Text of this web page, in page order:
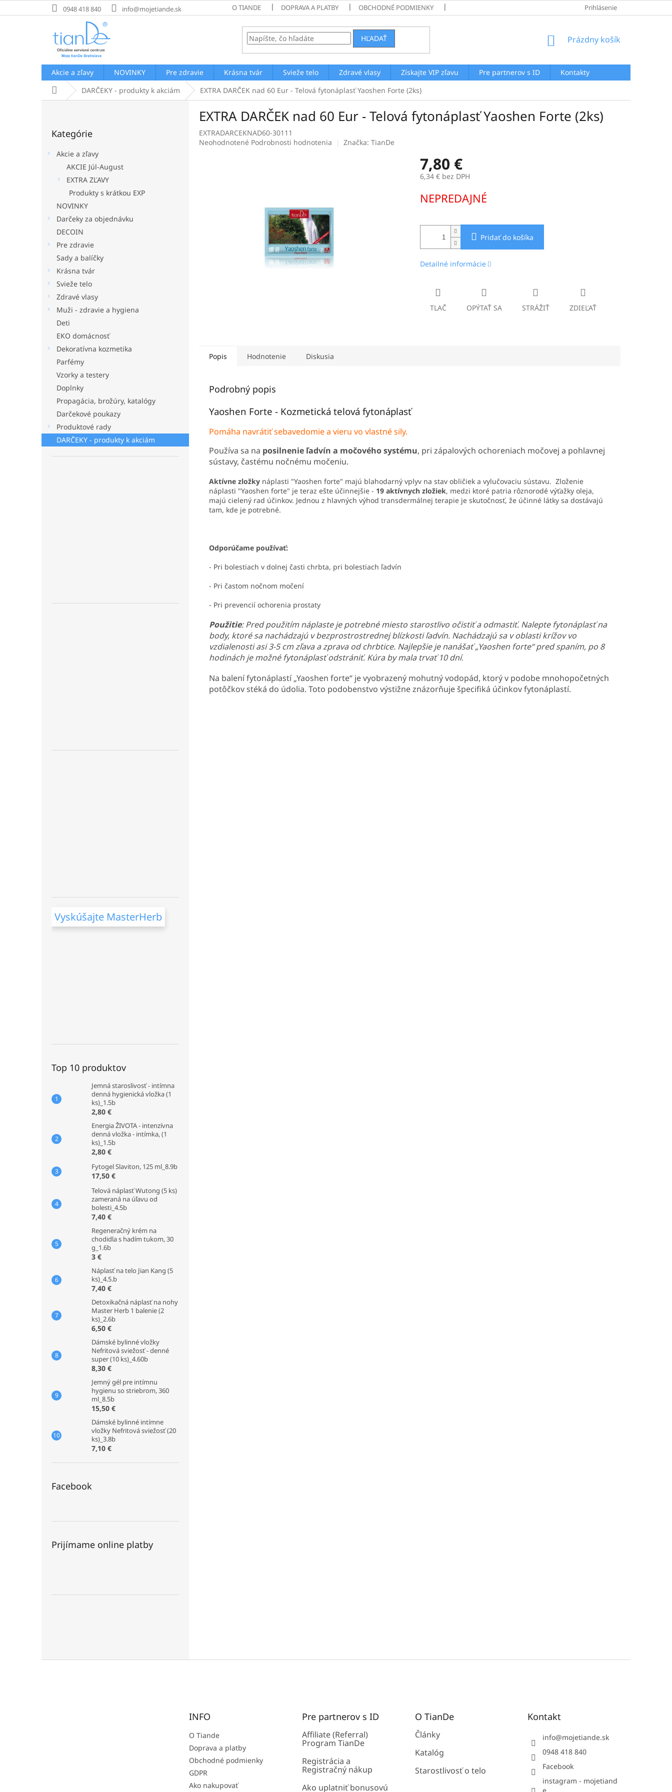
na
0948 418 840 info@mojetiande.sk O TIANDE DOPRAVA A PLATBY OBCHODNÉ PODMIENKY AKTUALITY REKLAMAČNÝ
Prihlásenie
HĽADAŤ
NÁKUPNÝ
Prázdny košík
Akcie a zľavy NOVINKY Pre zdravie Krásna tvár Svieže telo Zdravé vlasy Získajte VIP zľavu Pre partnerov s ID
Kontakty
DomovDARČEKY - produkty k akciám EXTRA DARČEK nad 60 Eur - Telová fytonáplasť Yaoshen Forte (2ks)
kategórie
Kategórie
Akcie a zľavy
AKCIE Júl-August
EXTRA ZĽAVY
Produkty s krátkou EXP
NOVINKY
Darčeky za objednávku
DECOIN
Pre zdravie
Sady a balíčky
Krásna tvár
Svieže telo
Zdravé vlasy
Muži - zdravie a hygiena
Deti
EKO domácnosť
Dekoratívna kozmetika
Parfémy
Vzorky a testery
Doplnky
Propagácia, brožúry, katalógy
Darčekové poukazy
Produktové rady
DARČEKY - produkty k akciám
Vyskúšajte MasterHerb
Top 10 produktov
Jemná staroslivosť - intímna
denná hygienická vložka (1
ks)_1.5b
2,80 €
Energia ŽIVOTA - intenzívna
denná vložka - intímka, (1
ks)_1.5b
2,80 €
Fytogel Slaviton, 125 ml_8.9b
17,50 €
Telová náplasť Wutong (5 ks)
zameraná na úľavu od
bolesti_4.5b
7,40 €
Regeneračný krém na
chodidla s hadím tukom, 30
g_1.6b
3 €
Náplasť na telo Jian Kang (5
ks)_4.5.b
7,40 €
Detoxikačná náplasť na nohy
Master Herb 1 balenie (2
ks)_2.6b
6,50 €
Dámské bylinné vložky
Nefritová sviežosť - denné
super (10 ks)_4.60b
8,30 €
Jemný gél pre intímnu
hygienu so striebrom, 360
ml_8.5b
15,50 €
Dámské bylinné intímne
vložky Nefritová sviežosť (20
ks)_3.8b
7,10 €
Facebook
Prijímame online platby
EXTRA DARČEK nad 60 Eur - Telová fytonáplasť Yaoshen Forte (2ks)
EXTRADARCEKNAD60-30111
Priemerné
Neohodnotené Podrobnosti hodnotenia Značka: TianDe
7,80 €
6,34 € bez DPH
cena:
NEPREDAJNÉ
Pridať do košíka
Detailné informácie
TLAČ OPÝTAŤ SA STRÁŽIŤ ZDIEĽAŤ
Popis Hodnotenie Diskusia
Podrobný popis
Yaoshen Forte - Kozmetická telová fytonáplasť
Pomáha navrátiť sebavedomie a vieru vo vlastné sily.
Používa sa na posilnenie ľadvín a močového systému, pri zápalových ochoreniach močovej a pohlavnej
sústavy, častému nočnému močeniu.
Aktívne zložky náplasti "Yaoshen forte" majú blahodarný vplyv na stav obličiek a vylučovaciu sústavu. Zloženie
náplasti "Yaoshen forte" je teraz ešte účinnejšie - 19 aktívnych zložiek, medzi ktoré patria rôznorodé výťažky oleja,
majú cielený rad účinkov. Jednou z hlavných výhod transdermálnej terapie je skutočnosť, že účinné látky sa dostávajú
tam, kde je potrebné.
Odporúčame používať:
- Pri bolestiach v dolnej časti chrbta, pri bolestiach ľadvín
- Pri častom nočnom močení
- Pri prevencií ochorenia prostaty
Použitie: Pred použitím náplaste je potrebné miesto starostlivo očistiť a odmastiť. Nalepte fytonáplasť na
body, ktoré sa nachádzajú v bezprostrostrednej blízkosti ľadvín. Nachádzajú sa v oblasti krížov vo
vzdialenosti asi 3-5 cm zľava a zprava od chrbtice. Najlepšie je nanášať „Yaoshen forte“ pred spaním, po 8
hodinách je možné fytonáplasť odstrániť. Kúra by mala trvať 10 dní.
Na balení fytonáplastí „Yaoshen forte“ je vyobrazený mohutný vodopád, ktorý v podobe mnohopočetných
potôčkov stéká do údolia. Toto podobenstvo výstižne znázorňuje špecifiká účinkov fytonáplastí.
INFO
O Tiande
Doprava a platby
Obchodné podmienky
GDPR
Ako nakupovať
Pre partnerov s ID
Affiliate (Referral)
Program TianDe
Registrácia a
Registračný nákup
Ako uplatniť bonusovú
O TianDe
Články
Katalóg
Starostlivosť o telo
Kontakt
info@mojetiande.sk
0948 418 840
Facebook
instagram - mojetiand